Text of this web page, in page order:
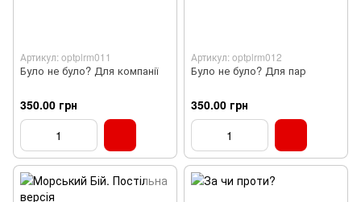
Артикул: optplrm011
Було не було? Для компанії
350.00 грн
Артикул: optplrm012
Було не було? Для пар
350.00 грн